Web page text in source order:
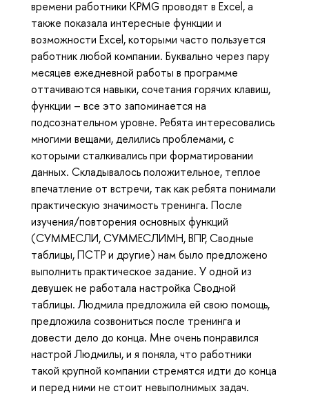
времени работники KPMG проводят в Excel, а
также показала интересные функции и
возможности Excel, которыми часто пользуется
работник любой компании. Буквально через пару
месяцев ежедневной работы в программе
оттачиваются навыки, сочетания горячих клавиш,
функции – все это запоминается на
подсознательном уровне. Ребята интересовались
многими вещами, делились проблемами, с
которыми сталкивались при форматировании
данных. Складывалось положительное, теплое
впечатление от встречи, так как ребята понимали
практическую значимость тренинга. После
изучения/повторения основных функций
(СУММЕСЛИ, СУММЕСЛИМН, ВПР, Сводные
таблицы, ПСТР и другие) нам было предложено
выполнить практическое задание. У одной из
девушек не работала настройка Сводной
таблицы. Людмила предложила ей свою помощь,
предложила созвониться после тренинга и
довести дело до конца. Мне очень понравился
настрой Людмилы, и я поняла, что работники
такой крупной компании стремятся идти до конца
и перед ними не стоит невыполнимых задач.